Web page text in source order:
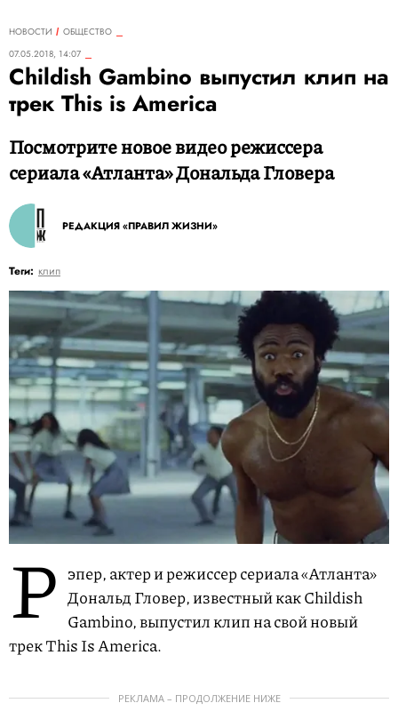
НОВОСТИ
ОБЩЕСТВО
07.05.2018, 14:07
Childish Gambino выпустил клип на
трек This is America
Посмотрите новое видео режиссера
сериала «Атланта» Дональда Гловера
РЕДАКЦИЯ «ПРАВИЛ ЖИЗНИ»
Теги: клип
Р эпер, актер и режиссер сериала «Атланта»
Дональд Гловер, известный как Childish
Gambino, выпустил клип на свой новый
трек This Is America.
РЕКЛАМА – ПРОДОЛЖЕНИЕ НИЖЕ